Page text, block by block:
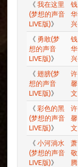
《 我在这里
(梦想的声音
LIVE版)》
钱
华
兴
《 勇敢(梦
想的声音
LIVE版)》
钱
华
兴
《 翅膀(梦
想的声音
LIVE版)》
许
馨
文
《 彩色的黑
(梦想的声音
LIVE版)》
许
馨
文
《 小河淌水
(梦想的声音
LIVE版)》
萧
敬
腾